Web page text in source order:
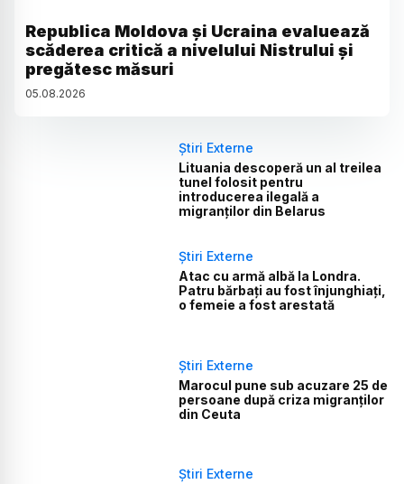
Republica Moldova și Ucraina evaluează
scăderea critică a nivelului Nistrului și
pregătesc măsuri
05.08.2026
Știri Externe
Lituania descoperă un al treilea
tunel folosit pentru
introducerea ilegală a
migranților din Belarus
Știri Externe
Atac cu armă albă la Londra.
Patru bărbați au fost înjunghiați,
o femeie a fost arestată
Știri Externe
Marocul pune sub acuzare 25 de
persoane după criza migranților
din Ceuta
Știri Externe